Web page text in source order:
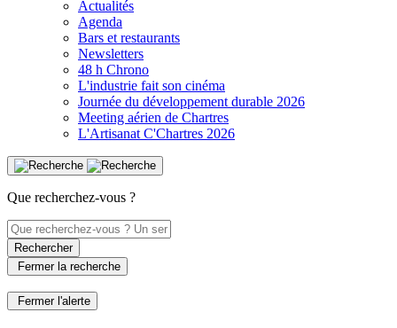
Actualités
Agenda
Bars et restaurants
Newsletters
48 h Chrono
L'industrie fait son cinéma
Journée du développement durable 2026
Meeting aérien de Chartres
L'Artisanat C'Chartres 2026
Que recherchez-vous ?
Rechercher
Fermer la recherche
Fermer l'alerte